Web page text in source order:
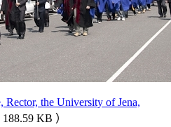
the University of Jena,
KB ）